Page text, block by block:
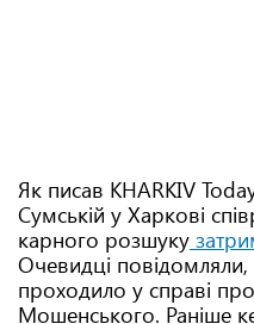
Як писав KHARKIV
Сумській у Харкові
карного розшуку
Очевидці
проходило у справі
Мошенського. Раніше